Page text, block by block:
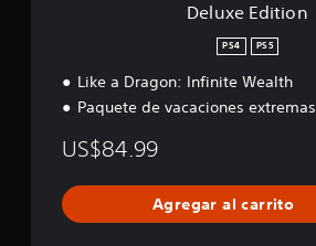
Deluxe Edition
PS4 PS5
Like a Dragon: Infinite Wealth
Paquete de vacaciones extremas
US$84.99
Agregar al carrito